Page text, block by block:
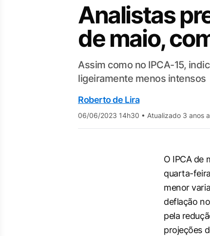
Analistas
de maio,
Assim como no IPCA-15,
ligeiramente menos intensos
Roberto de Lira
06/06/2023 14h30 • Atualizado 3 anos
O IPCA de
quarta-
menor
deflação
pela
projeções